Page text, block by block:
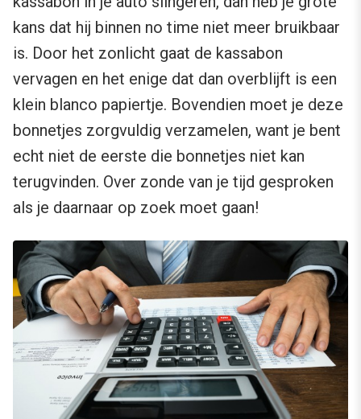
kans dat hij binnen no time niet meer bruikbaar
is. Door het zonlicht gaat de kassabon
vervagen en het enige dat dan overblijft is een
klein blanco papiertje. Bovendien moet je deze
bonnetjes zorgvuldig verzamelen, want je bent
echt niet de eerste die bonnetjes niet kan
terugvinden. Over zonde van je tijd gesproken
als je daarnaar op zoek moet gaan!